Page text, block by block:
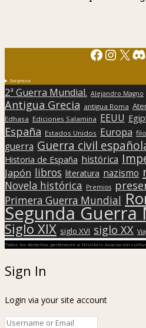
X
Sorpresa
2ª Guerra Mundial. Alejandro Magno
Antigua Grecia antigua Roma
Edhasa Ediciones Salamina EEUU
España Estados Unidos Europa
guerra Guerra civil
Historia de España histórica
Japón libros literatura nazismo
Novela histórica Premios
Primera Guerra Mundial
Segunda Guerra
Siglo XIX siglo XVI siglo XX
Todos los derechos pertenecen a Hislibris Asociación
Sign In
Login via your site account